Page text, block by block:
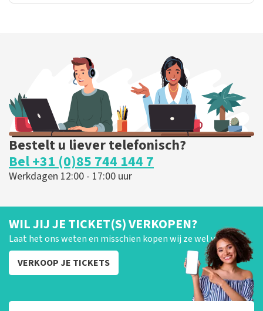
Bestelt u liever telefonisch?
Bel +31 (0)85 744 144 7
Werkdagen 12:00 - 17:00 uur
WIL JIJ JE TICKET(S) VERKOPEN?
Laat het ons weten en misschien kopen wij ze wel van je!
VERKOOP JE TICKETS